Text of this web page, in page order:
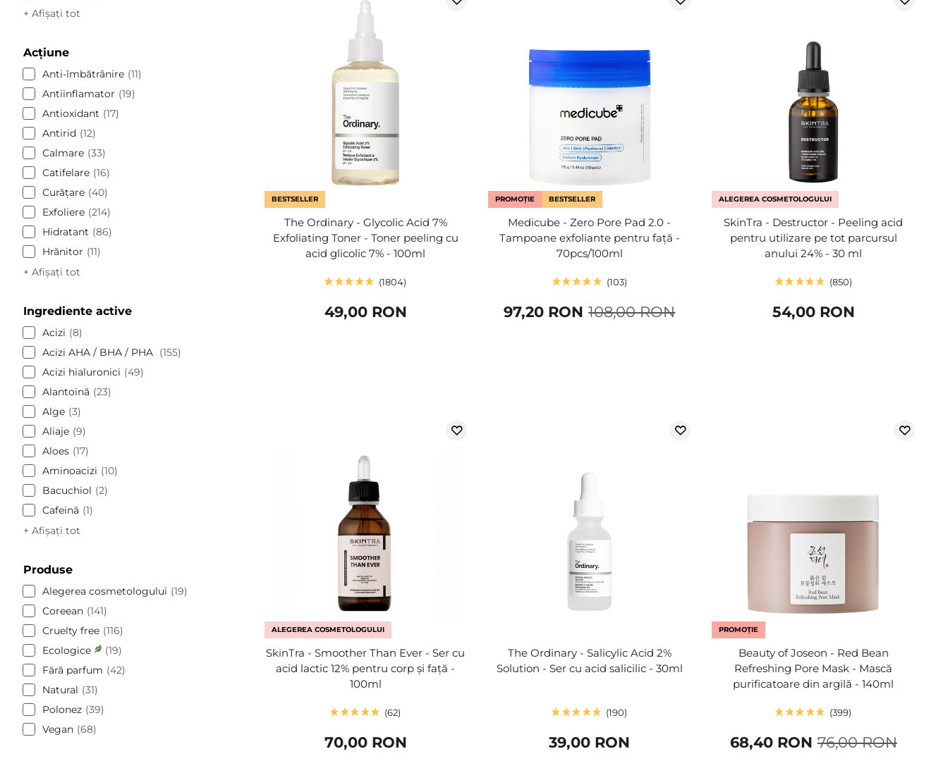
+ Afișați tot
Acțiune
Anti-îmbătrânire 11
Antiinflamator
19
Antioxidant
17
Antirid 12
Calmare 33
Catifelare 16
Curăţare 40
Exfoliere 214
Hidratant
86
Hrănitor
11
+ Afișați tot
Ingrediente active
Acizi
8
Acizi AHA / BHA / PHA
155
Acizi hialuronici
49
Alantoină
23
Alge 3
Aliaje 9
Aloes 17
Aminoacizi
10
Bacuchiol
2
Cafeină
1
+ Afișați tot
Produse
Alegerea cosmetologului
19
Coreean 141
Cruelty free 116
Ecologice
19
Fără parfum
42
Natural
31
Polonez 39
Vegan 68
BESTSELLER
The Ordinary - Glycolic Acid 7%
Exfoliating Toner - Toner peeling cu
acid glicolic 7% - 100ml
1804
49,00 RON
PROMOȚIE BESTSELLER
Medicube - Zero Pore Pad 2.0 -
Tampoane exfoliante pentru față -
70pcs/100ml
103
108,00 RON
97,20 RON
ALEGEREA COSMETOLOGULUI
SkinTra - Destructor - Peeling acid
pentru utilizare pe tot parcursul
anului 24% - 30 ml
850
54,00 RON
ALEGEREA COSMETOLOGULUI
SkinTra - Smoother Than Ever - Ser cu
acid lactic 12% pentru corp și față -
100ml
62
70,00 RON
The Ordinary - Salicylic Acid 2%
Solution - Ser cu acid salicilic - 30ml
190
39,00 RON
PROMOȚIE
Beauty of Joseon - Red Bean
Refreshing Pore Mask - Mască
purificatoare din argilă - 140ml
399
76,00 RON
68,40 RON